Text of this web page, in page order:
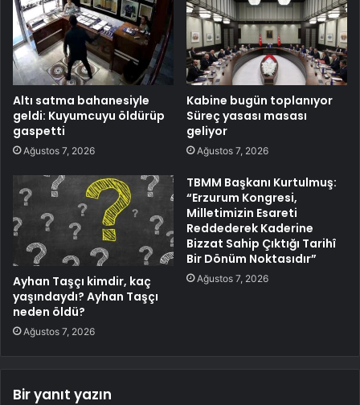
Altı satma bahanesiyle
geldi: Kuyumcuyu öldürüp
gaspetti
Ağustos 7, 2026
Kabine bugün toplanıyor
Süreç yasası masası
geliyor
Ağustos 7, 2026
Ayhan Taşçı kimdir, kaç
yaşındaydı? Ayhan Taşçı
neden öldü?
Ağustos 7, 2026
TBMM Başkanı Kurtulmuş:
“Erzurum Kongresi,
Milletimizin Esareti
Reddederek Kaderine
Bizzat Sahip Çıktığı Tarihî
Bir Dönüm Noktasıdır”
Ağustos 7, 2026
Bir yanıt yazın